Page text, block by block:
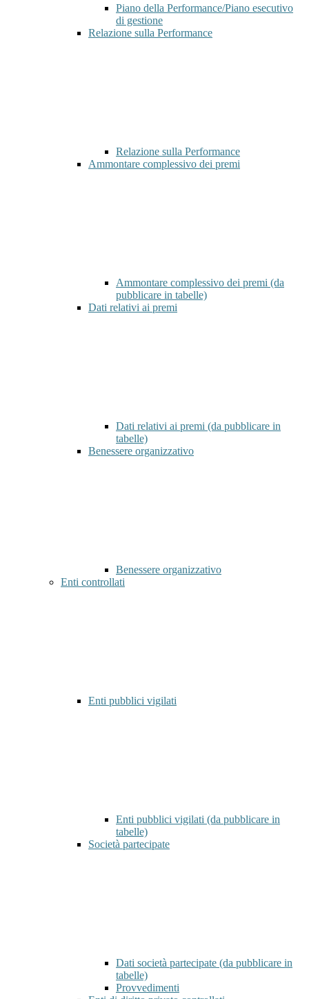
Piano della Performance/Piano esecutivo
di gestione
Relazione sulla Performance
Relazione sulla Performance
Ammontare complessivo dei premi
Ammontare complessivo dei premi (da
pubblicare in tabelle)
Dati relativi ai premi
Dati relativi ai premi (da pubblicare in
tabelle)
Benessere organizzativo
Benessere organizzativo
Enti controllati
Enti pubblici vigilati
Enti pubblici vigilati (da pubblicare in
tabelle)
Società partecipate
Dati società partecipate (da pubblicare in
tabelle)
Provvedimenti